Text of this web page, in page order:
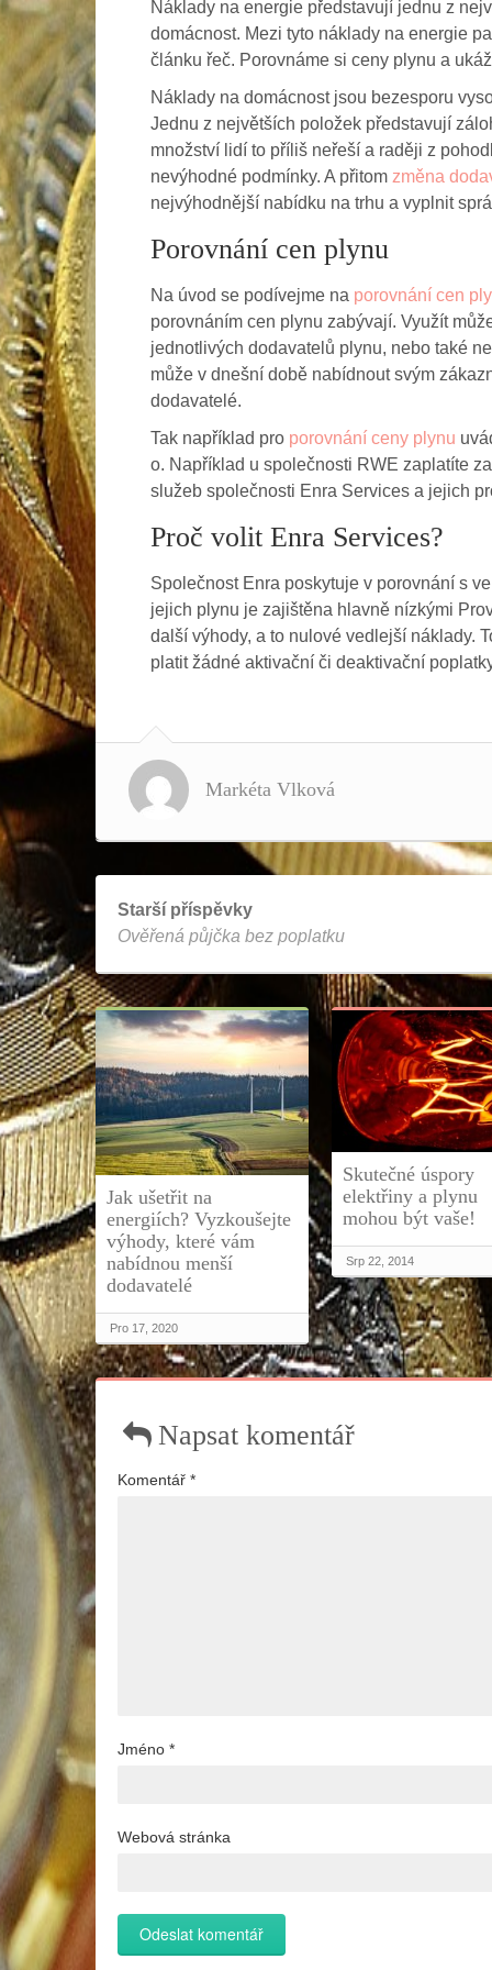
Náklady na energie představují jednu z
domácnost. Mezi tyto náklady na energie
článku řeč. Porovnáme si ceny plynu a
Náklady na domácnost jsou bezesporu
Jednu z největších položek představují
množství lidí to příliš neřeší a raději z
nevýhodné podmínky. A přitom změna
nejvýhodnější nabídku na trhu a vyplnit
Porovnání cen plynu
Na úvod se podívejme na porovnání cen
porovnáním cen plynu zabývají. Využít
jednotlivých dodavatelů plynu, nebo také
může v dnešní době nabídnout svým
dodavatelé.
Tak například pro porovnání ceny plynu
o. Například u společnosti RWE zaplatíte
služeb společnosti Enra Services a jejich
Proč volit Enra Services?
Společnost Enra poskytuje v porovnání s
jejich plynu je zajištěna hlavně nízkými
další výhody, a to nulové vedlejší náklady.
platit žádné aktivační či deaktivační
Markéta Vlková
Starší příspěvky
Ověřená půjčka bez poplatku
Jak ušetřit na
energiích? Vyzkoušejte
výhody, které vám
nabídnou menší
dodavatelé
Pro 17, 2020
Skutečné úspory
elektřiny a plynu
mohou být vaše!
Srp 22, 2014
Napsat komentář
Komentář *
Jméno *
Webová stránka